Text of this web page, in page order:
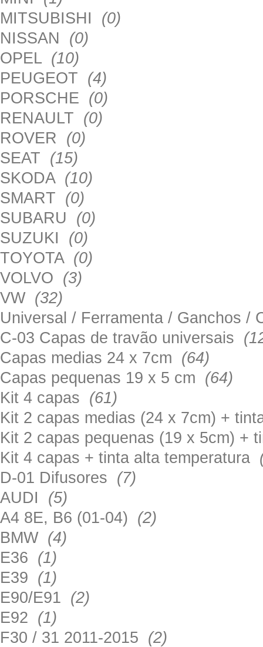
MITSUBISHI (0)
NISSAN (0)
OPEL (10)
PEUGEOT (4)
PORSCHE (0)
RENAULT (0)
ROVER (0)
SEAT (15)
SKODA (10)
SMART (0)
SUBARU (0)
SUZUKI (0)
TOYOTA (0)
VOLVO (3)
VW (32)
Universal / Ferramenta / Ganchos
C-03 Capas de travão universais
Capas medias 24 x 7cm (64)
Capas pequenas 19 x 5 cm (64)
Kit 4 capas (61)
Kit 2 capas medias (24 x 7cm) +
Kit 2 capas pequenas (19 x 5cm) +
Kit 4 capas + tinta alta temperatura
D-01 Difusores (7)
AUDI (5)
A4 8E, B6 (01-04) (2)
BMW (4)
E36 (1)
E39 (1)
E90/E91 (2)
E92 (1)
F30 / 31 2011-2015 (2)